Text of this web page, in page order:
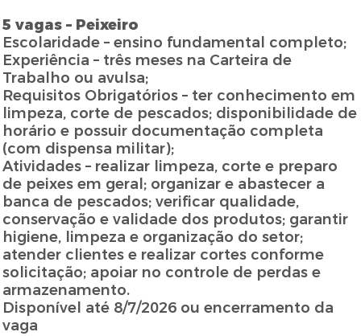
5 vagas – Peixeiro
Escolaridade – ensino fundamental completo;
Experiência – três meses na Carteira de
Trabalho ou avulsa;
Requisitos Obrigatórios – ter conhecimento em
limpeza, corte de pescados; disponibilidade de
horário e possuir documentação completa
(com dispensa militar);
Atividades – realizar limpeza, corte e preparo
de peixes em geral; organizar e abastecer a
banca de pescados; verificar qualidade,
conservação e validade dos produtos; garantir
higiene, limpeza e organização do setor;
atender clientes e realizar cortes conforme
solicitação; apoiar no controle de perdas e
armazenamento.
Disponível até 8/7/2026 ou encerramento da
vaga